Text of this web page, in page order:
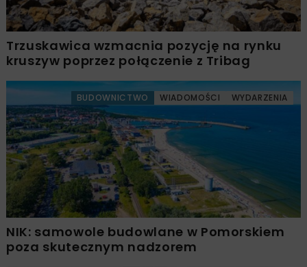
Trzuskawica wzmacnia pozycję na rynku
kruszyw poprzez połączenie z Tribag
BUDOWNICTWO WIADOMOŚCI WYDARZENIA
NIK: samowole budowlane w Pomorskiem
poza skutecznym nadzorem